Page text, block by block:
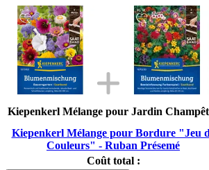
Kiepenkerl Mélange pour Jardin
Kiepenkerl Mélange pour Bordure "Jeu
Couleurs" - Ruban Présemé
Coût total :